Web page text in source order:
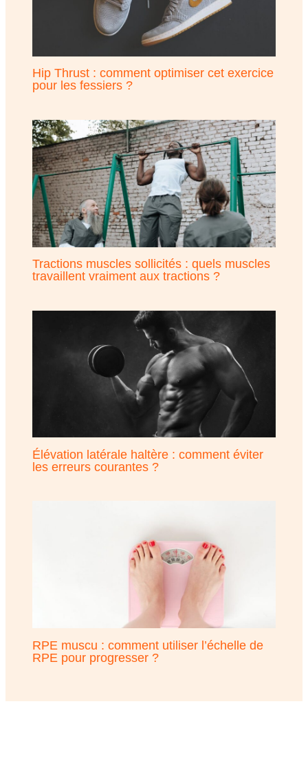
Hip Thrust : comment optimiser cet exercice
pour les fessiers ?
Tractions muscles sollicités : quels muscles
travaillent vraiment aux tractions ?
Élévation latérale haltère : comment éviter
les erreurs courantes ?
RPE muscu : comment utiliser l’échelle de
RPE pour progresser ?